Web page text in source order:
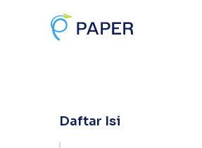
Daftar Isi